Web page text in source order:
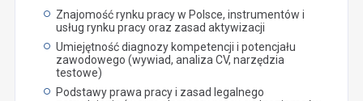
Znajomość rynku pracy w Polsce, instrumentów i
usług rynku pracy oraz zasad aktywizacji
Umiejętność diagnozy kompetencji i potencjału
zawodowego (wywiad, analiza CV, narzędzia
testowe)
Podstawy prawa pracy i zasad legalnego